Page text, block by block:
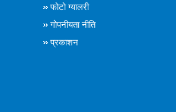
फोटो ग्यालरी
गोपनीयता नीति
प्रकाशन